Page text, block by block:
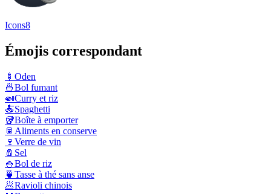
Icons8
Émojis correspondant
🍢 Oden
🍜Bol fumant
🍛Curry et riz
🍝Spaghetti
🥡Boîte à emporter
🥫 Aliments en conserve
🍷 Verre de vin
🧂 Sel
🍚Bol de riz
🍵 Tasse à thé sans anse
🥟Ravioli chinois